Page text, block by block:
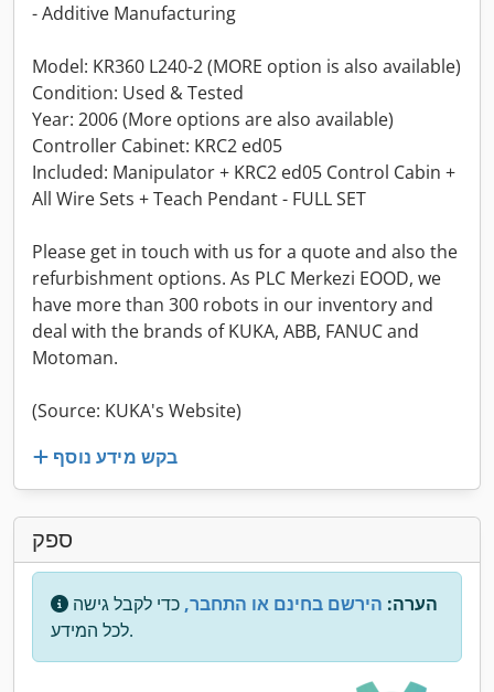
- Additive Manufacturing
Model: KR360 L240-2 (MORE option is also available)
Condition: Used & Tested
Year: 2006 (More options are also available)
Controller Cabinet: KRC2 ed05
Included: Manipulator + KRC2 ed05 Control Cabin +
All Wire Sets + Teach Pendant - FULL SET
Please get in touch with us for a quote and also the
refurbishment options. As PLC Merkezi EOOD, we
have more than 300 robots in our inventory and
deal with the brands of KUKA, ABB, FANUC and
Motoman.
(Source: KUKA's Website)
בקש מידע נוסף
ספק
הערה: הירשם בחינם או התחבר, כדי לקבל גישה
לכל המידע.